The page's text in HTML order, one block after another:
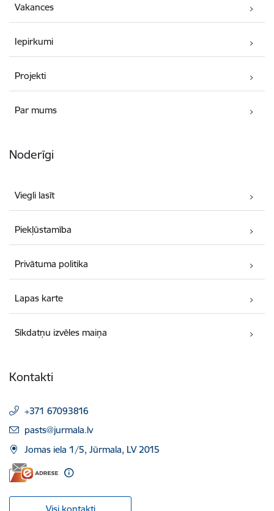
Vakances
Iepirkumi
Projekti
Par mums
Noderīgi
Viegli lasīt
Piekļūstamība
Privātuma politika
Lapas karte
Sīkdatņu izvēles maiņa
Kontakti
+371 67093816
E-pasts:
pasts@jurmala.lv
Jomas iela 1/5, Jūrmala, LV 2015